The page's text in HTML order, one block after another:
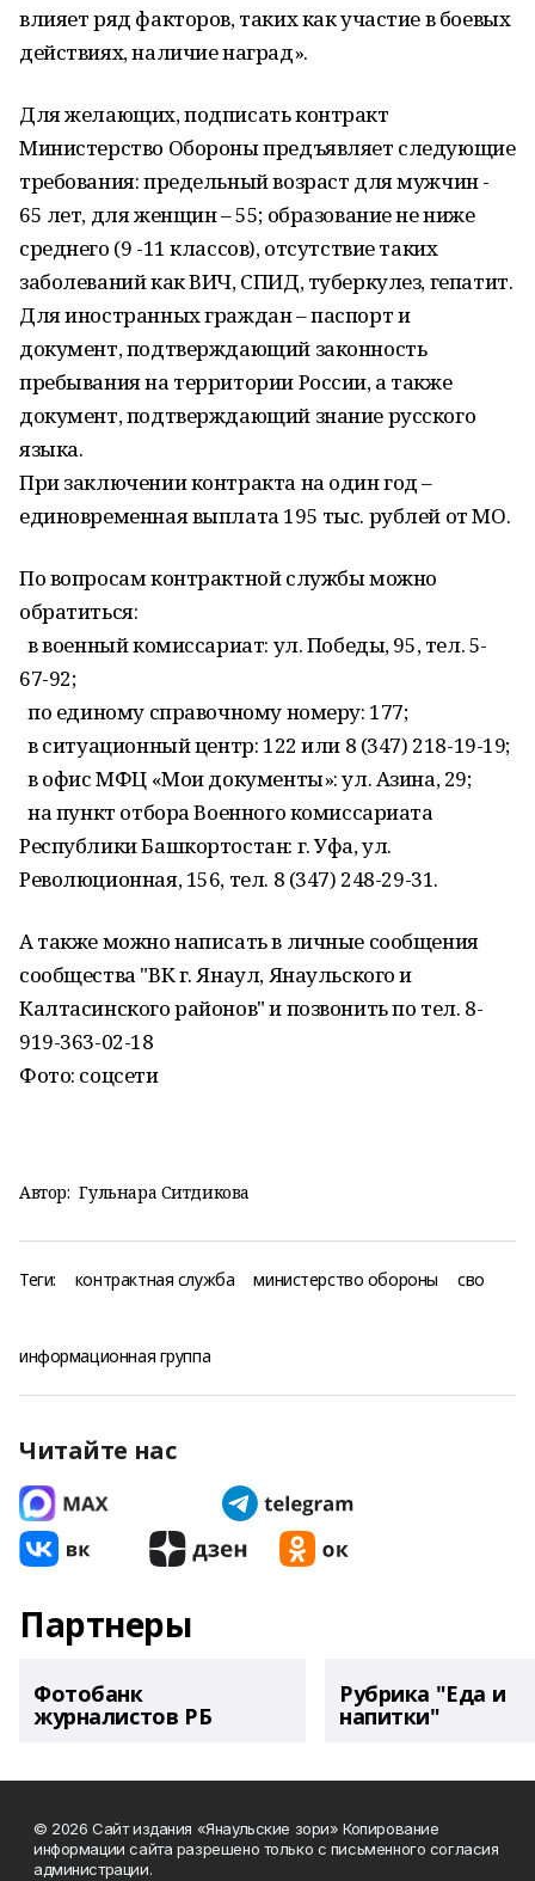
влияет ряд факторов, таких как участие в боевых
действиях, наличие наград».
Для желающих, подписать контракт
Министерство Обороны предъявляет следующие
требования: предельный возраст для мужчин -
65 лет, для женщин – 55; образование не ниже
среднего (9 -11 классов), отсутствие таких
заболеваний как ВИЧ, СПИД, туберкулез, гепатит.
Для иностранных граждан – паспорт и
документ, подтверждающий законность
пребывания на территории России, а также
документ, подтверждающий знание русского
языка.
При заключении контракта на один год –
единовременная выплата 195 тыс. рублей от МО.
По вопросам контрактной службы можно
обратиться:
в военный комиссариат: ул. Победы, 95, тел. 5-
67-92;
по единому справочному номеру: 177;
в ситуационный центр: 122 или 8 (347) 218-19-19;
в офис МФЦ «Мои документы»: ул. Азина, 29;
на пункт отбора Военного комиссариата
Республики Башкортостан: г. Уфа, ул.
Революционная, 156, тел. 8 (347) 248-29-31.
А также можно написать в личные сообщения
сообщества "ВК г. Янаул, Янаульского и
Калтасинского районов" и позвонить по тел. 8-
919-363-02-18
Фото: соцсети
Автор: Гульнара Ситдикова
Теги: контрактная служба министерство обороны сво
информационная группа
Читайте нас
Партнеры
Фотобанк
журналистов РБ
Рубрика "Еда и
напитки"
© 2026 Сайт издания «Янаульские зори» Копирование
информации сайта разрешено только с письменного согласия
администрации.